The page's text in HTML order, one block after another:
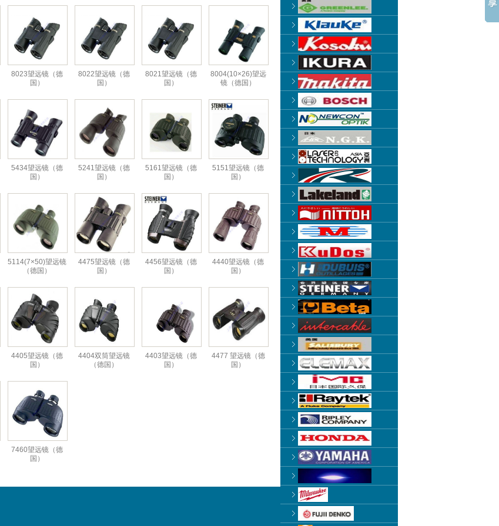
8023望远镜（德
国）
8022望远镜（德
国）
8021望远镜（德
国）
8004(10×26)望远
镜（德国）
5434望远镜（德
国）
5241望远镜（德
国）
5161望远镜（德
国）
5151望远镜（德
国）
5114(7×50)望远镜
（德国）
4475望远镜（德
国）
4456望远镜（德
国）
4440望远镜（德
国）
4405望远镜（德
国）
4404双筒望远镜
（德国）
4403望远镜（德
国）
4477 望远镜（德
国）
7460望远镜（德
国）